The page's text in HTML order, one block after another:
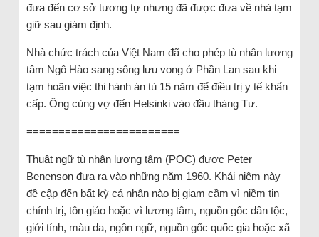
đưa đến cơ sở tương tự nhưng đã được đưa về nhà tạm
giữ sau giám định.
Nhà chức trách của Việt Nam đã cho phép tù nhân lương
tâm Ngô Hào sang sống lưu vong ở Phần Lan sau khi
tạm hoãn việc thi hành án tù 15 năm để điều trị y tế khẩn
cấp. Ông cùng vợ đến Helsinki vào đầu tháng Tư.
========================
Thuật ngữ tù nhân lương tâm (POC) được Peter
Benenson đưa ra vào những năm 1960. Khái niệm này
đề cập đến bất kỳ cá nhân nào bị giam cầm vì niềm tin
chính trị, tôn giáo hoặc vì lương tâm, nguồn gốc dân tộc,
giới tính, màu da, ngôn ngữ, nguồn gốc quốc gia hoặc xã